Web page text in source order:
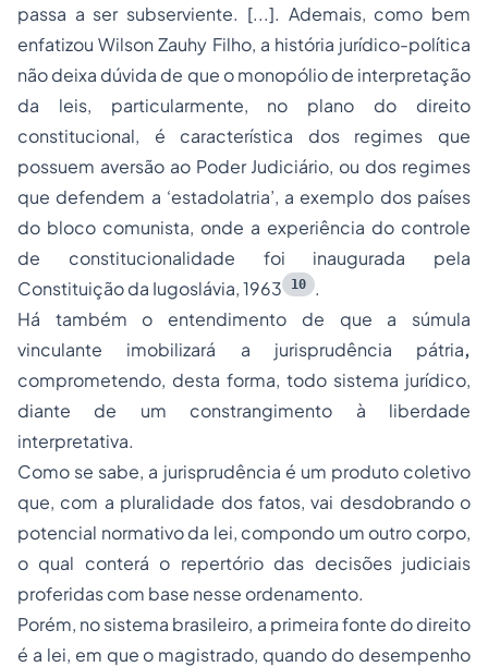
passa a ser subserviente. [...]. Ademais, como bem
enfatizou Wilson Zauhy Filho, a história jurídico-política
não deixa dúvida de que o monopólio de interpretação
da leis, particularmente, no plano do direito
constitucional, é característica dos regimes que
possuem aversão ao Poder Judiciário, ou dos regimes
que defendem a ‘estadolatria’, a exemplo dos países
do bloco comunista, onde a experiência do controle
de constitucionalidade foi inaugurada pela
Constituição da Iugoslávia, 1963
10
.
Há também o entendimento de que a súmula
vinculante imobilizará a jurisprudência pátria,
comprometendo, desta forma, todo sistema jurídico,
diante de um constrangimento à liberdade
interpretativa.
Como se sabe, a jurisprudência é um produto coletivo
que, com a pluralidade dos fatos, vai desdobrando o
potencial normativo da lei, compondo um outro corpo,
o qual conterá o repertório das decisões judiciais
proferidas com base nesse ordenamento.
Porém, no sistema brasileiro, a primeira fonte do direito
é a lei, em que o magistrado, quando do desempenho